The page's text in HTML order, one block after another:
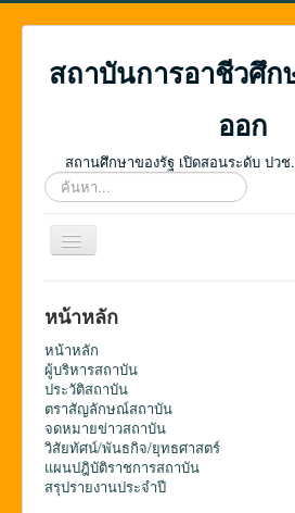
สถาบันการอาชีวศึ
ออก
สถานศึกษาของรัฐ เปิดสอนระดับ ปว
ค้นหา...
สลับ
เน
ชั่น
หน้าหลัก
หน้าหลัก
ผู้บริหารสถาบัน
ประวัติสถาบัน
ตราสัญลักษณ์สถาบัน
จดหมายข่าวสถาบัน
วิสัยทัศน์/พันธกิจ/ยุทธศาสตร์
แผนปฎิบัติราชการสถาบัน
สรุปรายงานประจำปี